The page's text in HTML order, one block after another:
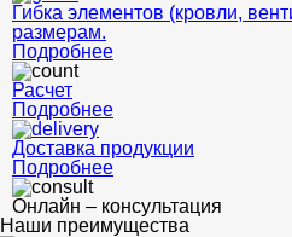
Гибка элементов (кровли,
размерам.
Подробнее
Расчет
Подробнее
Доставка продукции
Подробнее
Онлайн – консультация
Наши преимущества